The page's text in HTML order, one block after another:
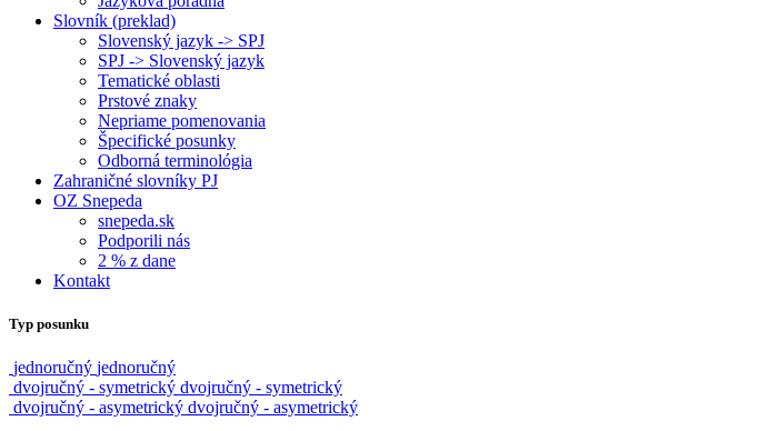
Slovník (preklad)
Slovenský jazyk -> SPJ
SPJ -> Slovenský jazyk
Tematické oblasti
Prstové znaky
Nepriame pomenovania
Špecifické posunky
Odborná terminológia
Zahraničné slovníky PJ
OZ Snepeda
snepeda.sk
Podporili nás
2 % z dane
Kontakt
Typ posunku
jednoručný jednoručný
dvojručný - symetrický dvojručný - symetrický
dvojručný - asymetrický dvojručný - asymetrický